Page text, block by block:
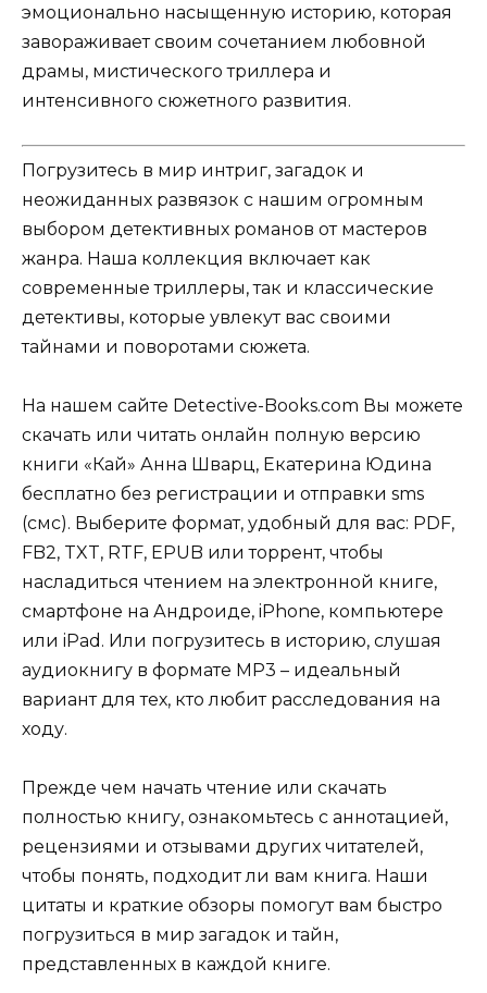
эмоционально насыщенную историю, которая
завораживает своим сочетанием любовной
драмы, мистического триллера и
интенсивного сюжетного развития.
Погрузитесь в мир интриг, загадок и
неожиданных развязок с нашим огромным
выбором детективных романов от мастеров
жанра. Наша коллекция включает как
современные триллеры, так и классические
детективы, которые увлекут вас своими
тайнами и поворотами сюжета.
На нашем сайте Detective-Books.com Вы можете
скачать или читать онлайн полную версию
книги «Кай» Анна Шварц, Екатерина Юдина
бесплатно без регистрации и отправки sms
(смс). Выберите формат, удобный для вас: PDF,
FB2, TXT, RTF, EPUB или торрент, чтобы
насладиться чтением на электронной книге,
смартфоне на Андроиде, iPhone, компьютере
или iPad. Или погрузитесь в историю, слушая
аудиокнигу в формате MP3 – идеальный
вариант для тех, кто любит расследования на
ходу.
Прежде чем начать чтение или скачать
полностью книгу, ознакомьтесь с аннотацией,
рецензиями и отзывами других читателей,
чтобы понять, подходит ли вам книга. Наши
цитаты и краткие обзоры помогут вам быстро
погрузиться в мир загадок и тайн,
представленных в каждой книге.